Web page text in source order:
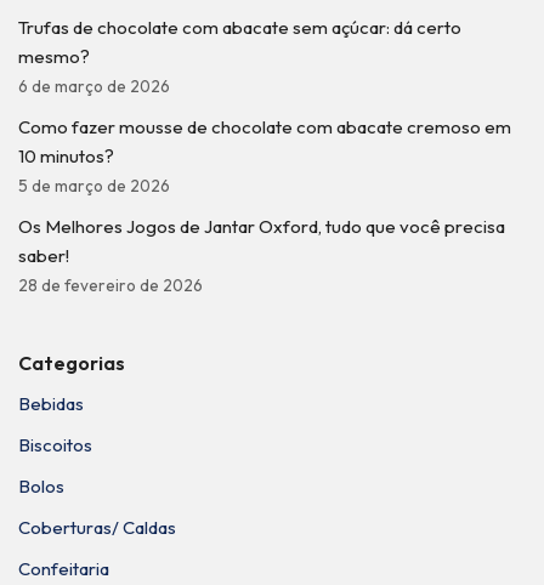
Trufas de chocolate com abacate sem açúcar: dá certo
mesmo?
6 de março de 2026
Como fazer mousse de chocolate com abacate cremoso em
10 minutos?
5 de março de 2026
Os Melhores Jogos de Jantar Oxford, tudo que você precisa
saber!
28 de fevereiro de 2026
Categorias
Bebidas
Biscoitos
Bolos
Coberturas/ Caldas
Confeitaria